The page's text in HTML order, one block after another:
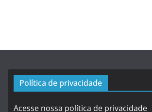
Política de privacidade
Acesse nossa política de privacidade